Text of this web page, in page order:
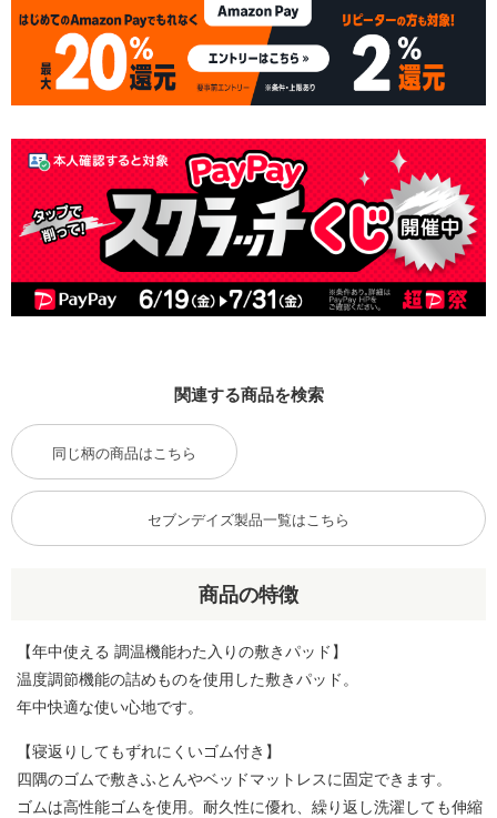
商品の特徴
【年中使える 調温機能わた入りの敷きパッド】
温度調節機能の詰めものを使用した敷きパッド。
年中快適な使い心地です。
【寝返りしてもずれにくいゴム付き】
四隅のゴムで敷きふとんやベッドマットレスに固定できます。
ゴムは高性能ゴムを使用。耐久性に優れ、繰り返し洗濯しても伸縮
関連する商品を検索
同じ柄の商品はこちら
セブンデイズ製品一覧はこちら